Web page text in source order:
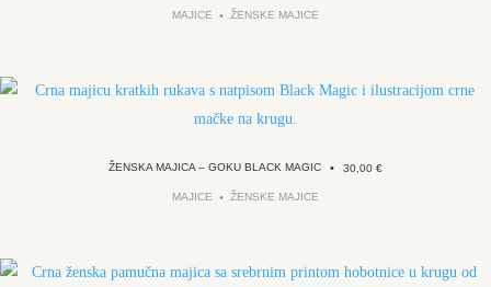
MAJICE ŽENSKE MAJICE
ŽENSKA MAJICA – GOKU BLACK MAGIC • 30,00 €
MAJICE ŽENSKE MAJICE